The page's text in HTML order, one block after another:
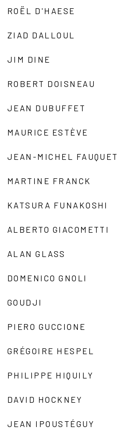
ROËL D'HAESE
ZIAD DALLOUL
JIM DINE
ROBERT DOISNEAU
JEAN DUBUFFET
MAURICE ESTÈVE
JEAN-MICHEL FAUQUET
MARTINE FRANCK
KATSURA FUNAKOSHI
ALBERTO GIACOMETTI
ALAN GLASS
DOMENICO GNOLI
GOUDJI
PIERO GUCCIONE
GRÉGOIRE HESPEL
PHILIPPE HIQUILY
DAVID HOCKNEY
JEAN IPOUSTÉGUY